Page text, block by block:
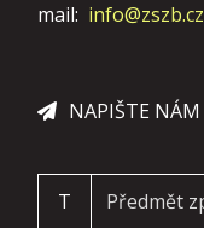
mail: info@zszb.cz
NAPIŠTE NÁM
T